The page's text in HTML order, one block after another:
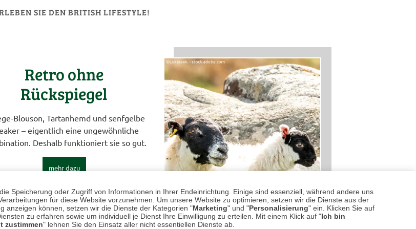
Speicherung oder Zugriff von Informationen in Ihrer Endeinrichtung. Einige sind essenziell, während andere uns
für diese Website vorzunehmen. Um unsere Website zu optimieren, setzen wir die Dienste aus der
anzeigen können, setzen wir die Dienste der Kategorien "Marketing" und "Personalisierung" ein. Klicken Sie auf
zu erfahren sowie um individuell je Dienst Ihre Einwilligung zu erteilen. Mit einem Klick auf "Ich bin
zustimmen" lehnen Sie den Einsatz aller nicht essentiellen Dienste ab.
SIE DEN BRITISH LIFESTYLE!
Retro ohne
Rückspiegel
Blouson, Tartanhemd und senfgelbe
– eigentlich eine ungewöhnliche
Deshalb funktioniert sie so gut.
mehr dazu